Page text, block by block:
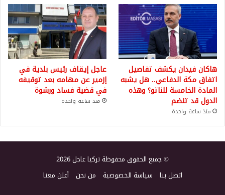
هاكان فيدان يكشف تفاصيل
اتفاق مكة الدفاعي.. هل يشبه
المادة الخامسة للناتو؟ وهذه
الدول قد تنضم
منذ ساعة واحدة
عاجل إيقاف رئيس بلدية في
إزمير عن مهامه بعد توقيفه
في قضية فساد ورشوة
منذ ساعة واحدة
© جميع الحقوق محفوظة تركيا عاجل 2026
اتصل بنا سياسة الخصوصية من نحن أعلن معنا